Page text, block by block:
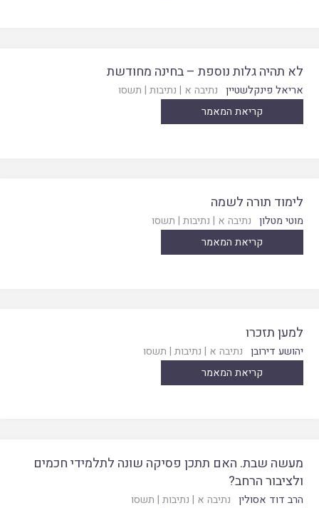
לא תהיה גלות נוספת – בחינה מחודשת
אריאל פינקלשטיין נתיבה א | נתיבות | תשסו
קריאת המאמר
לימוד תורה לשמה
מוטי מטלון נתיבה א | נתיבות | תשסו
קריאת המאמר
למען תזכרו
יהושע דירובן נתיבה א | נתיבות | תשסו
קריאת המאמר
מעשה שבת. האם תתכן פסיקה שונה לתלמידי חכמים
ולציבור הרחב?
הרב דוד אסולין נתיבה א | נתיבות | תשסו